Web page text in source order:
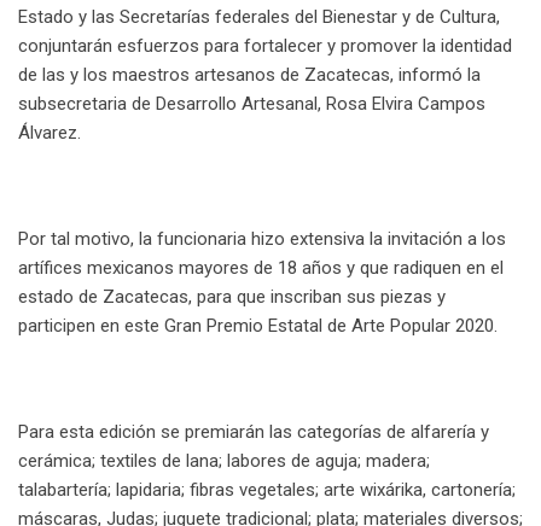
Estado y las Secretarías federales del Bienestar y de Cultura,
conjuntarán esfuerzos para fortalecer y promover la identidad
de las y los maestros artesanos de Zacatecas, informó la
subsecretaria de Desarrollo Artesanal, Rosa Elvira Campos
Álvarez.
Por tal motivo, la funcionaria hizo extensiva la invitación a los
artífices mexicanos mayores de 18 años y que radiquen en el
estado de Zacatecas, para que inscriban sus piezas y
participen en este Gran Premio Estatal de Arte Popular 2020.
Para esta edición se premiarán las categorías de alfarería y
cerámica; textiles de lana; labores de aguja; madera;
talabartería; lapidaria; fibras vegetales; arte wixárika, cartonería;
máscaras, Judas; juguete tradicional; plata; materiales diversos;